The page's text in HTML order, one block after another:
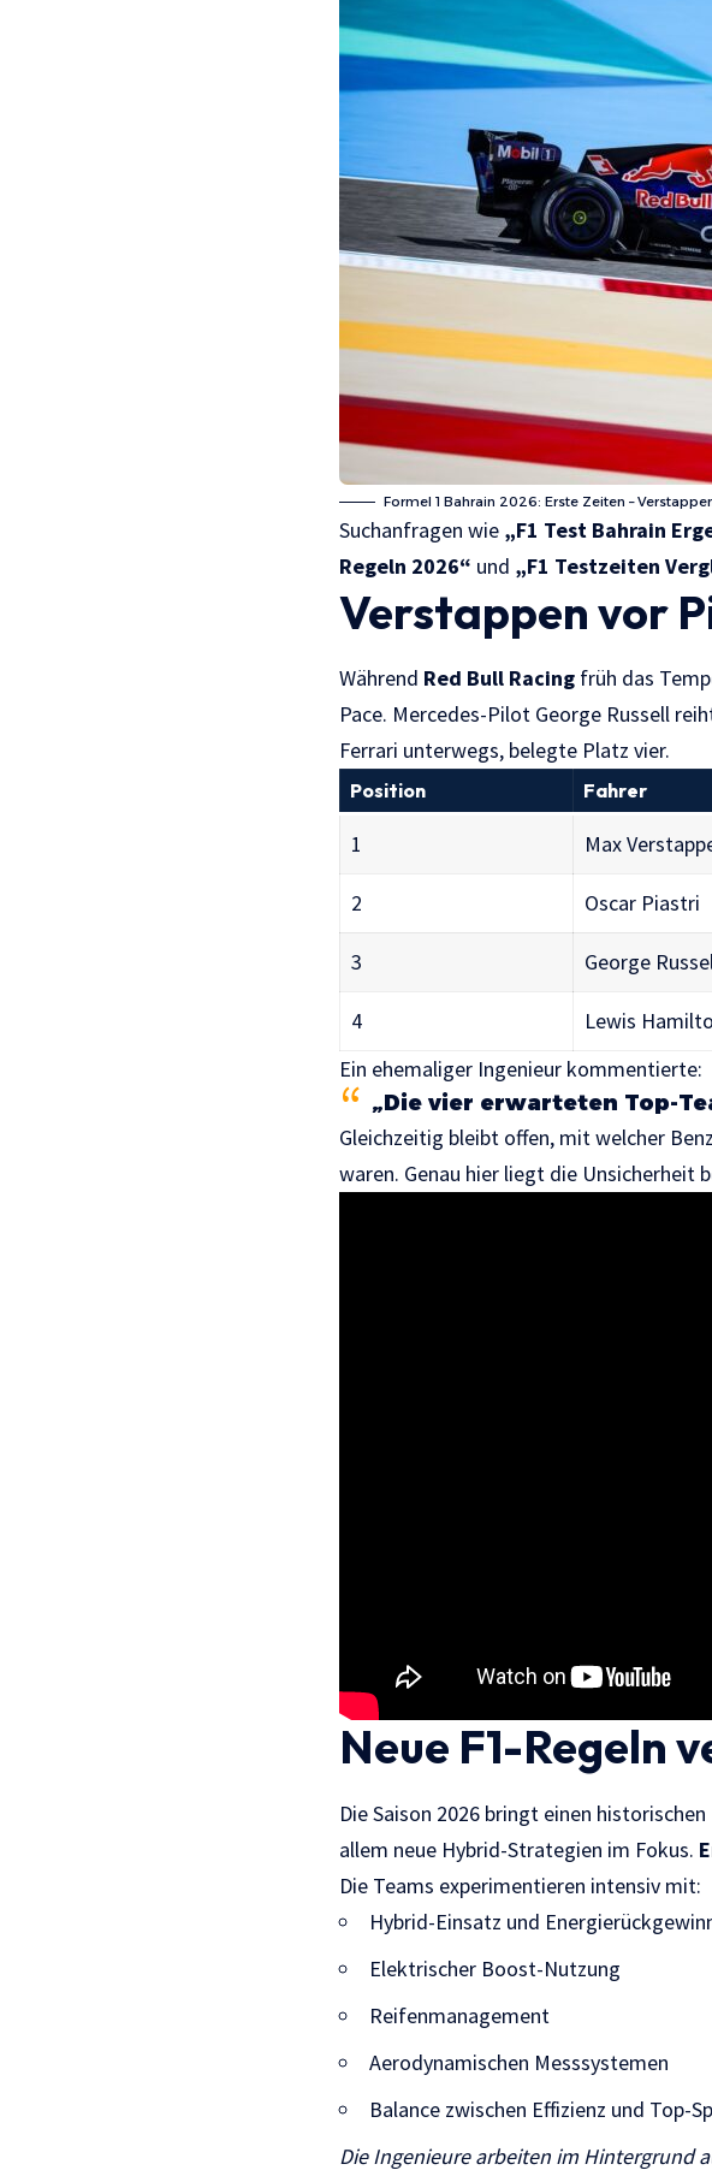
Formel 1 Bahrain 2026: Erste Zeiten –
Suchanfragen wie „F1 Test Bahrain
Regeln 2026“ und „F1 Testzeiten
Verstappen vor
Während Red Bull Racing früh das
Pace. Mercedes-Pilot George Russell
Ferrari unterwegs, belegte Platz vier.
Position Fahrer
1 Max
2 Oscar Piastri
3 George
4 Lewis
Ein ehemaliger Ingenieur kommentierte:
„Die vier erwarteten Top-
Gleichzeitig bleibt offen, mit welcher
waren. Genau hier liegt die Unsicherheit
Neue F1-Regeln
Die Saison 2026 bringt einen
allem neue Hybrid-Strategien im Fokus.
Die Teams experimentieren intensiv mit:
Hybrid-Einsatz und
Elektrischer Boost-Nutzung
Reifenmanagement
Aerodynamischen Messsystemen
Balance zwischen Effizienz und Top-
Die Ingenieure arbeiten im Hintergrund